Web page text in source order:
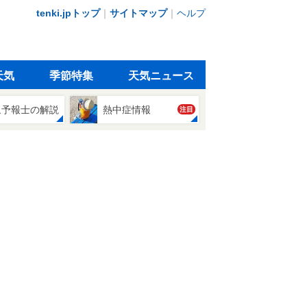
tenki.jpトップ｜ サイトマップ｜ ヘルプ
気 季節特集 天気ニュース
報士の解説 熱中症情報 注目